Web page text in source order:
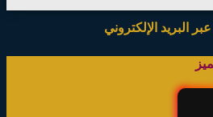
البريد الإلكتروني